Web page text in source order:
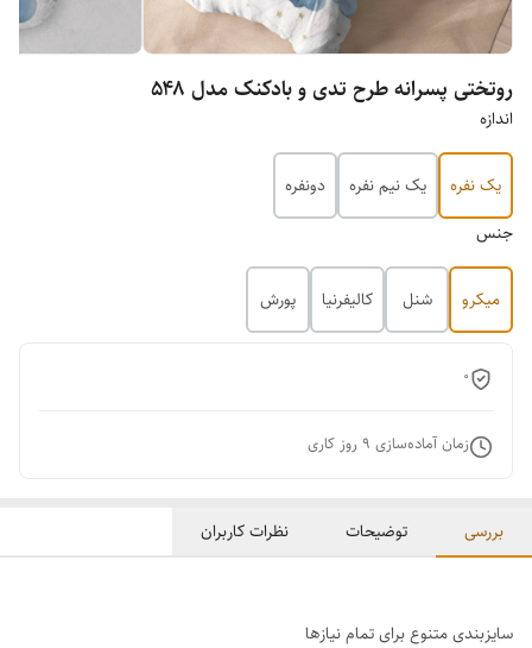
روتختی پسرانه طرح تدی و بادکنک مدل ۵۴۸
اندازه
یک نفره یک نیم نفره
دونفره
جنس
میکرو شنل کالیفرنیا پورش
0
زمان آماده‌سازی 9 روز کاری
بررسی توضیحات نظرات کاربران
سایزبندی متنوع برای تمام نیازها